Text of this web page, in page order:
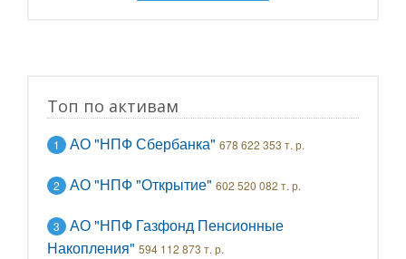
Топ по активам
1 АО "НПФ Сбербанка" 678 622 353 т. р.
2 АО "НПФ "Открытие" 602 520 082 т. р.
3
АО "НПФ Газфонд Пенсионные
Накопления" 594 112 873 т. р.